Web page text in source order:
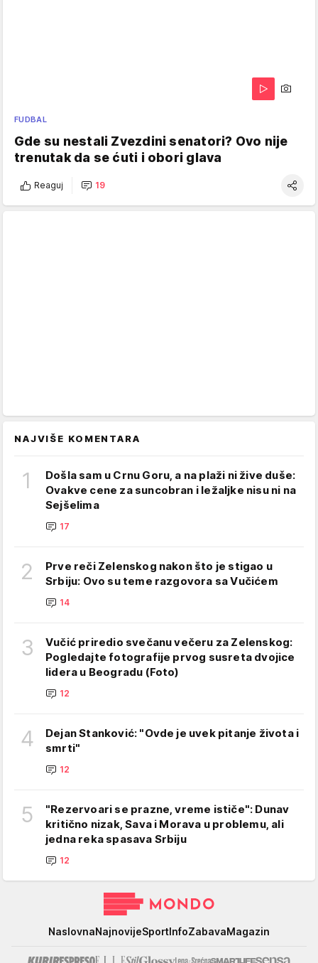
FUDBAL
Gde su nestali Zvezdini senatori? Ovo nije
trenutak da se ćuti i obori glava
Reaguj 19
NAJVIŠE KOMENTARA
1
Došla sam u Crnu Goru, a na plaži ni žive duše:
Ovakve cene za suncobran i ležaljke nisu ni na
Sejšelima
17
2
Prve reči Zelenskog nakon što je stigao u
Srbiju: Ovo su teme razgovora sa Vučićem
14
3
Vučić priredio svečanu večeru za Zelenskog:
Pogledajte fotografije prvog susreta dvojice
lidera u Beogradu (Foto)
12
4
Dejan Stanković: "Ovde je uvek pitanje života i
smrti"
12
5
"Rezervoari se prazne, vreme ističe": Dunav
kritično nizak, Sava i Morava u problemu, ali
jedna reka spasava Srbiju
12
NaslovnaNajnovijeSportInfoZabavaMagazin